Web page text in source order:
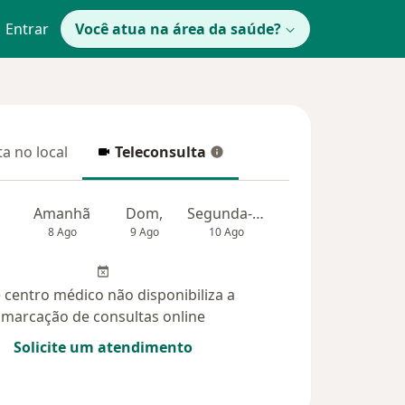
Entrar Você atua na área da saúde?
no local
no local Teleconsulta
Teleconsulta
Amanhã
8 Ago
Dom,
9 Ago
Segunda-feira
10 Ago
centro médico não disponibiliza a
marcação de consultas online
Solicite um atendimento